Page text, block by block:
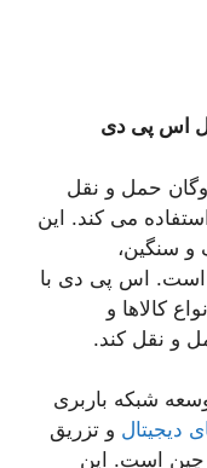
اس پی دی
حمل و نقل
می کند. این
و سنگین،
است. اس پی دی با
کالاها و
و نقل کند.
شبکه باربری
دیجیتال و تزریق
چین است. این